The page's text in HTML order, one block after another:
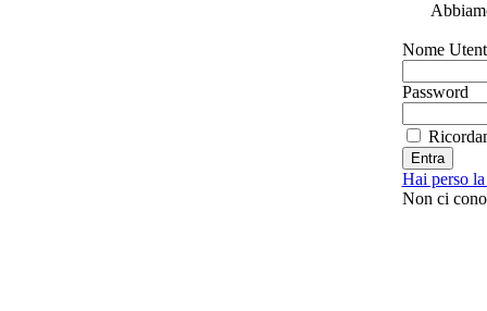
Nome
Password
Hai perso
Non ci